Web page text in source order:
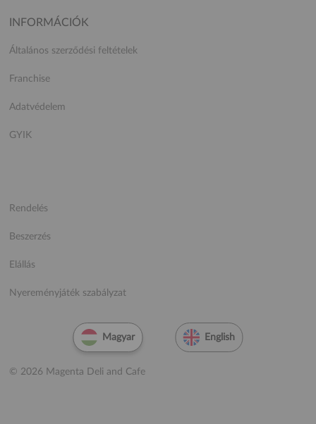
INFORMÁCIÓK
Általános szerződési feltételek
Franchise
Adatvédelem
GYIK
Rendelés
Beszerzés
Elállás
Nyereményjáték szabályzat
© 2026 Magenta Deli and Cafe
Magyar English